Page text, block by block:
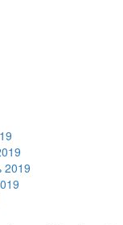
2019